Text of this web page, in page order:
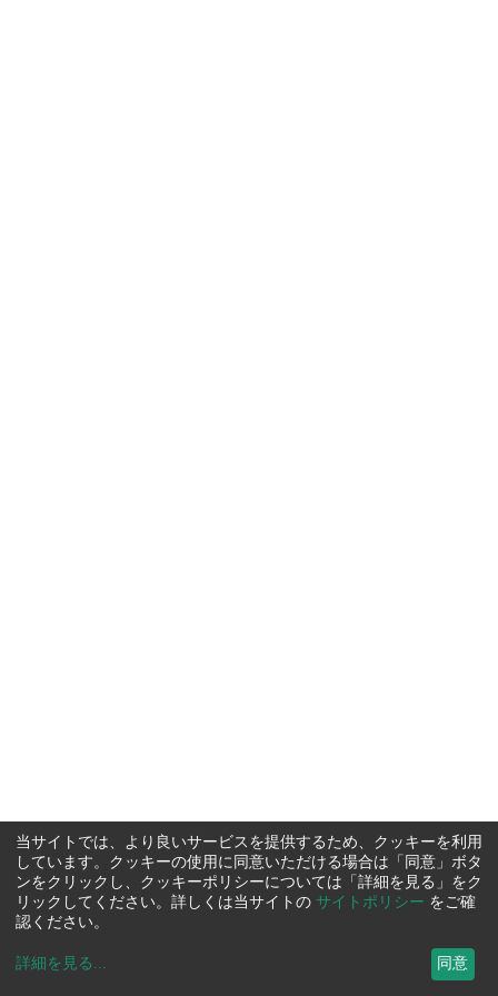
当サイトでは、より良いサービスを提供するため、クッキーを利用
しています。クッキーの使用に同意いただける場合は「同意」ボタ
ンをクリックし、クッキーポリシーについては「詳細を見る」をク
リックしてください。詳しくは当サイトの サイトポリシー をご確
認ください。
詳細を見る ... 同意